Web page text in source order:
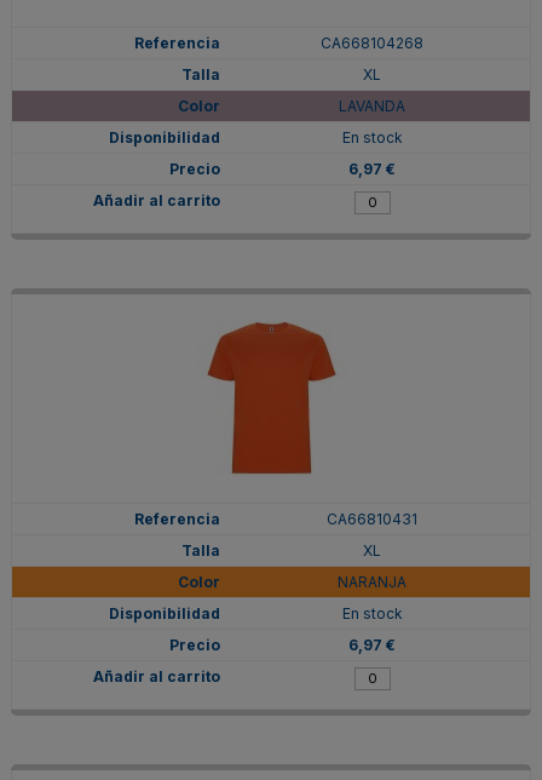
CA668104268
XL
LAVANDA
En stock
6,97 €
CA66810431
XL
NARANJA
En stock
6,97 €